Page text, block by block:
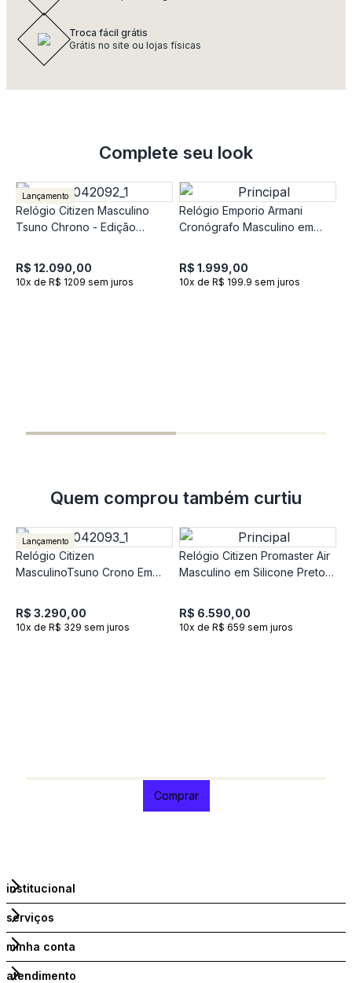
Troca fácil grátis
Grátis no site ou lojas físicas
Complete seu look
Lançamento
Relógio Citizen Masculino
Tsuno Chrono - Edição
R$ 12.090,00
10x de R$ 1209 sem juros
Relógio Emporio Armani
Cronógrafo Masculino em
R$ 1.999,00
10x de R$ 199.9 sem juros
Quem comprou também curtiu
Lançamento
Relógio Citizen
MasculinoTsuno Crono Em
R$ 3.290,00
10x de R$ 329 sem juros
Relógio Citizen Promaster Air
Masculino em Silicone Preto
R$ 6.590,00
10x de R$ 659 sem juros
Comprar
institucional
serviços
minha conta
atendimento